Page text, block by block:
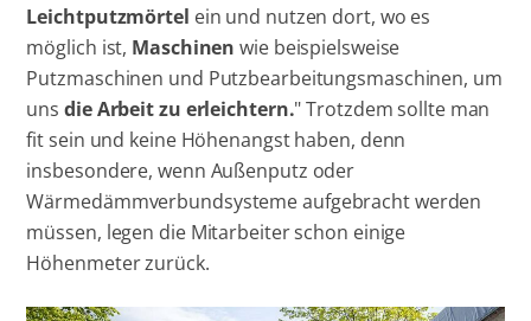
Leichtputzmörtel ein und nutzen dort, wo es
möglich ist, Maschinen wie beispielsweise
Putzmaschinen und Putzbearbeitungsmaschinen, um
unsdie Arbeit zu erleichtern." Trotzdem sollte man
fit sein und keine Höhenangst haben, denn
insbesondere, wenn Außenputz oder
Wärmedämmverbundsysteme aufgebracht werden
müssen, legen die Mitarbeiter schon einige
Höhenmeter zurück.